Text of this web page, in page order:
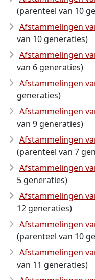
(parenteel van 10
Afstammelingen
van 10 generaties)
Afstammelingen
van 6 generaties)
Afstammelingen
generaties)
Afstammelingen
van 9 generaties)
Afstammelingen
(parenteel van 7
Afstammelingen
5 generaties)
Afstammelingen
12 generaties)
Afstammelingen
(parenteel van 10
Afstammelingen
van 11 generaties)